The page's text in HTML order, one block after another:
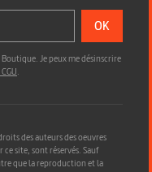
OK
Je peux me désinscrire
.
des auteurs des oeuvres
site, sont réservés. Sauf
que la reproduction et la